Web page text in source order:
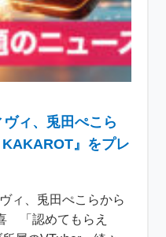
ィ、兎田ぺこら
』をプレ
ィ、兎田ぺこらから
「認めてもらえ